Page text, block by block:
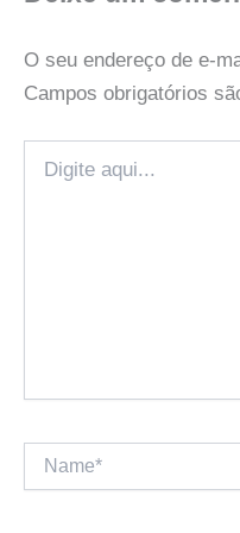
O seu endereço de e-
Campos obrigatórios
aqui...